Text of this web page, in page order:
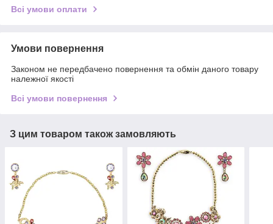
Всі умови оплати
Умови повернення
Законом не передбачено повернення та обмін даного товару
належної якості
Всі умови повернення
З цим товаром також замовляють